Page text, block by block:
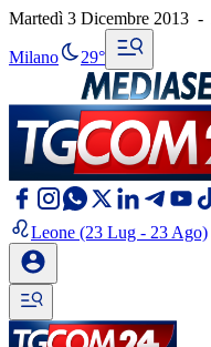
Martedì 3 Dicembre 2013 -
Milano 29°
Leone (23 Lug - 23 Ago)